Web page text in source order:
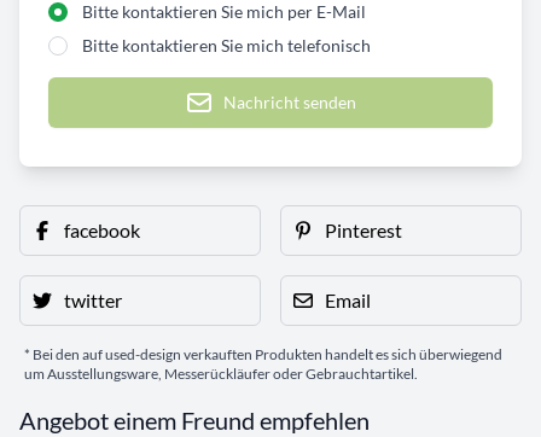
Bitte kontaktieren Sie mich per E-Mail
Bitte kontaktieren Sie mich telefonisch
Nachricht senden
facebook Pinterest
twitter Email
* Bei den auf used-design verkauften Produkten handelt es sich überwiegend
um Ausstellungsware, Messerückläufer oder Gebrauchtartikel.
Angebot einem Freund empfehlen